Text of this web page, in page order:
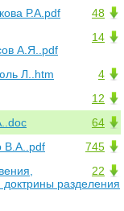
48
Р.А.pdf
14
А.Я..pdf
4
Л..htm
12
64
745
В.А..pdf
22
разделения